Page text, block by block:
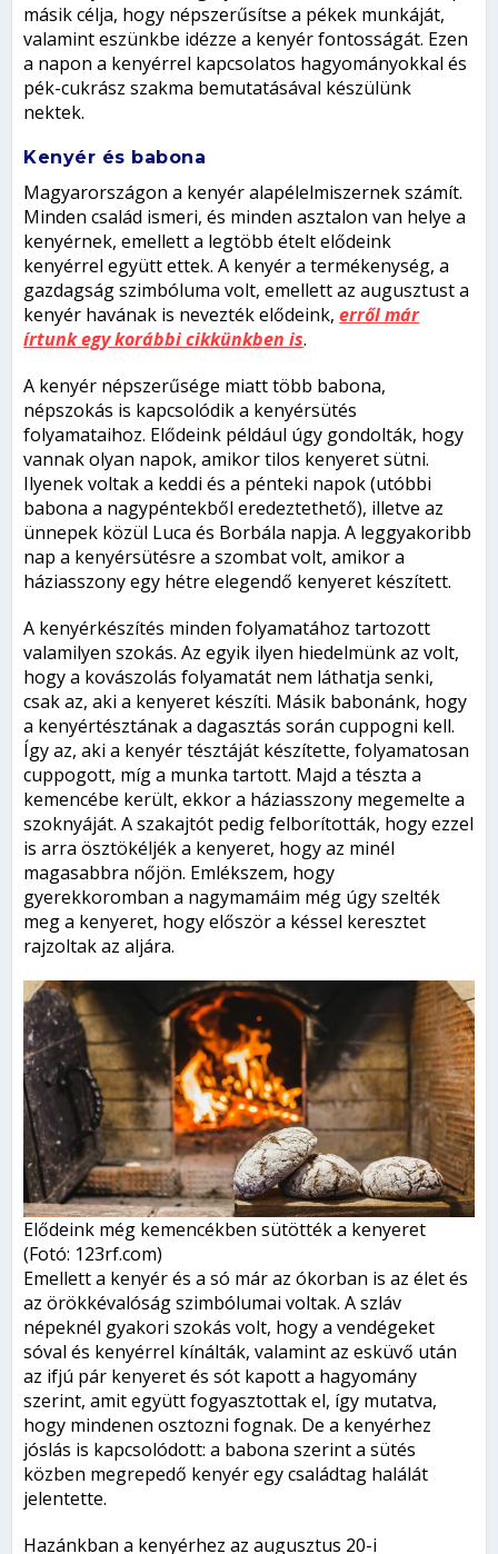
másik célja, hogy népszerűsítse a pékek munkáját,
valamint eszünkbe idézze a kenyér fontosságát. Ezen
a napon a kenyérrel kapcsolatos hagyományokkal és
pék-cukrász szakma bemutatásával készülünk
nektek.
Kenyér és babona
Magyarországon a kenyér alapélelmiszernek számít.
Minden család ismeri, és minden asztalon van helye a
kenyérnek, emellett a legtöbb ételt elődeink
kenyérrel együtt ettek. A kenyér a termékenység, a
gazdagság szimbóluma volt, emellett az augusztust a
kenyér havának is nevezték elődeink,erről már
írtunk egy korábbi cikkünkben is.
A kenyér népszerűsége miatt több babona,
népszokás is kapcsolódik a kenyérsütés
folyamataihoz. Elődeink például úgy gondolták, hogy
vannak olyan napok, amikor tilos kenyeret sütni.
Ilyenek voltak a keddi és a pénteki napok (utóbbi
babona a nagypéntekből eredeztethető), illetve az
ünnepek közül Luca és Borbála napja. A leggyakoribb
nap a kenyérsütésre a szombat volt, amikor a
háziasszony egy hétre elegendő kenyeret készített.
A kenyérkészítés minden folyamatához tartozott
valamilyen szokás. Az egyik ilyen hiedelmünk az volt,
hogy a kovászolás folyamatát nem láthatja senki,
csak az, aki a kenyeret készíti. Másik babonánk, hogy
a kenyértésztának a dagasztás során cuppogni kell.
Így az, aki a kenyér tésztáját készítette, folyamatosan
cuppogott, míg a munka tartott. Majd a tészta a
kemencébe került, ekkor a háziasszony megemelte a
szoknyáját. A szakajtót pedig felborították, hogy ezzel
is arra ösztökéljék a kenyeret, hogy az minél
magasabbra nőjön. Emlékszem, hogy
gyerekkoromban a nagymamáim még úgy szelték
meg a kenyeret, hogy először a késsel keresztet
rajzoltak az aljára.
Elődeink még kemencékben sütötték a kenyeret
(Fotó: 123rf.com)
Emellett a kenyér és a só már az ókorban is az élet és
az örökkévalóság szimbólumai voltak. A szláv
népeknél gyakori szokás volt, hogy a vendégeket
sóval és kenyérrel kínálták, valamint az esküvő után
az ifjú pár kenyeret és sót kapott a hagyomány
szerint, amit együtt fogyasztottak el, így mutatva,
hogy mindenen osztozni fognak. De a kenyérhez
jóslás is kapcsolódott: a babona szerint a sütés
közben megrepedő kenyér egy családtag halálát
jelentette.
Hazánkban a kenyérhez az augusztus 20-i